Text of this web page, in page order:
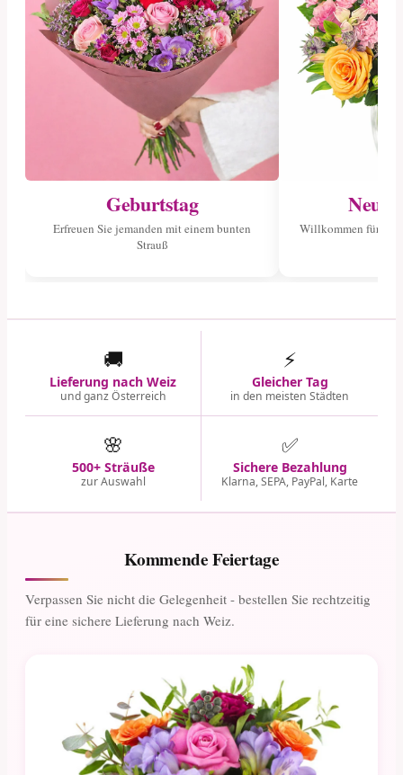
Geburtstag
Erfreuen Sie jemanden mit einem bunten
Strauß
Willkommen für
🚚
Lieferung nach Weiz
und ganz Österreich
⚡
Gleicher Tag
in den meisten Städten
🌸
500+ Sträuße
zur Auswahl
✅
Sichere Bezahlung
Klarna, SEPA, PayPal, Karte
Kommende Feiertage
Verpassen Sie nicht die Gelegenheit - bestellen Sie rechtzeitig
für eine sichere Lieferung nach Weiz.